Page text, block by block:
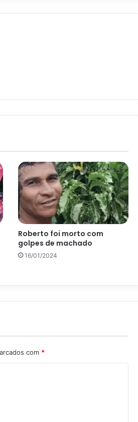
Roberto foi morto com
golpes de machado
16/01/2024
com *